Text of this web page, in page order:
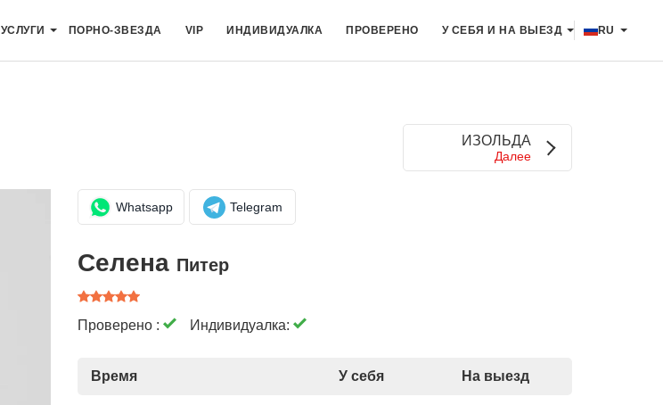
УСЛУГИ ПОРНО-ЗВЕЗДА VIP ИНДИВИДУАЛКА ПРОВЕРЕНО У СЕБЯ И НА ВЫЕЗД RU
ИЗОЛЬДА
Далее
Whatsapp Telegram
Селена Питер
Проверено : Индивидуалка:
Время У себя На выезд